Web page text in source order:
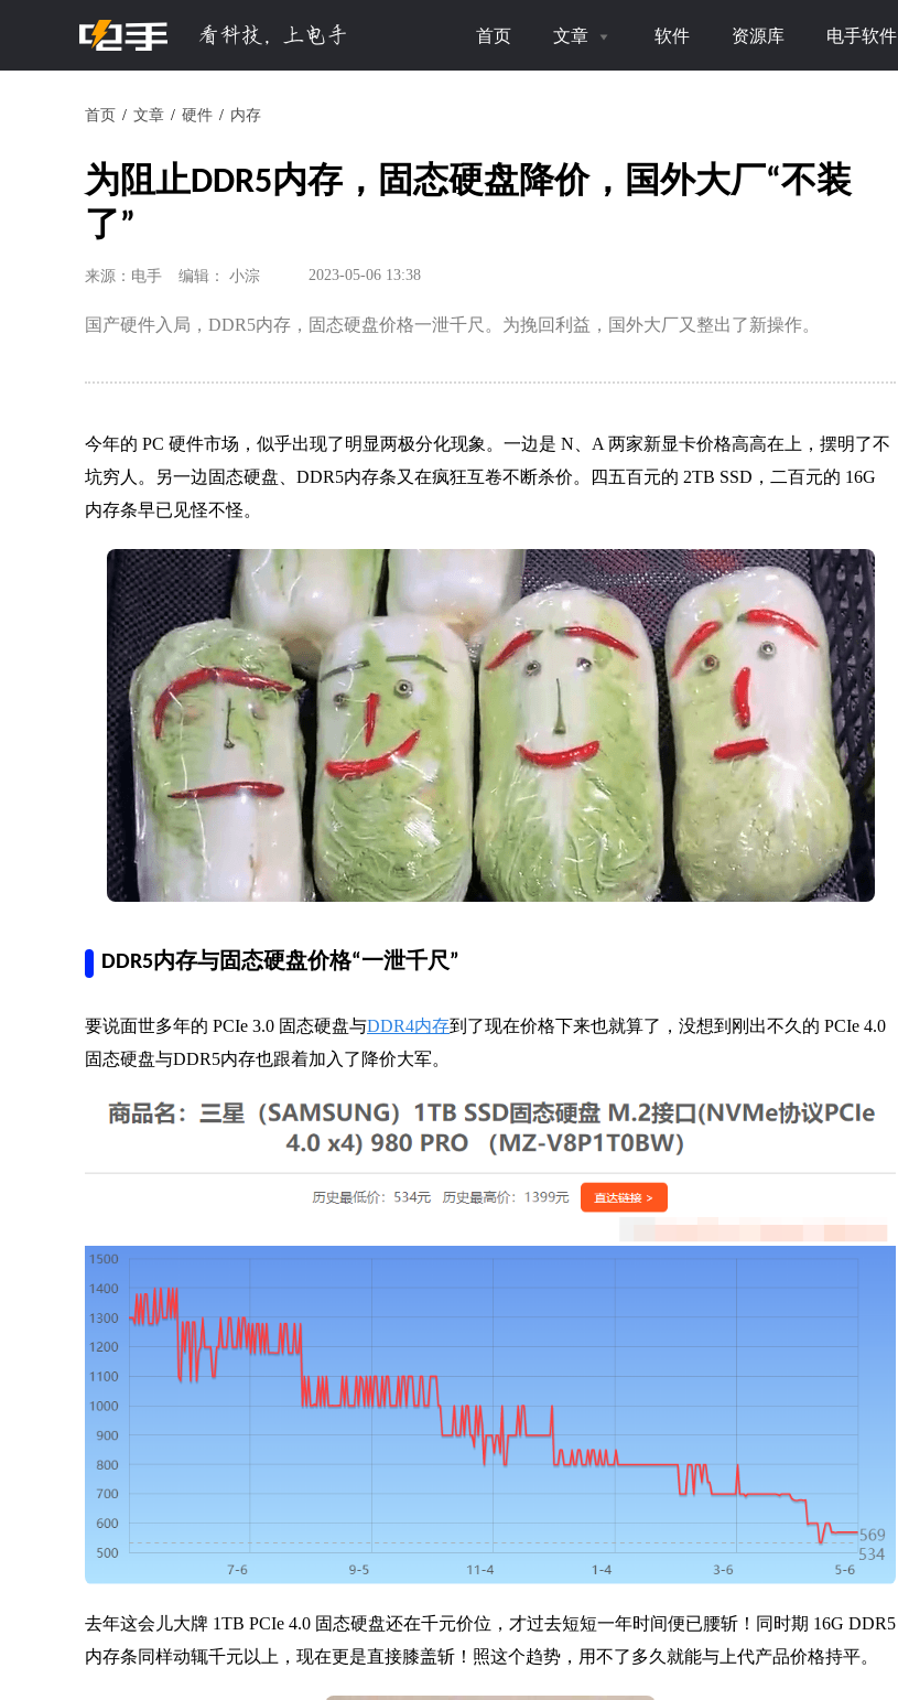
首页 文章 软件 资源库 电手软件
首页 文章 硬件 内存
为阻止DDR5内存，固态硬盘降价，国外大厂“不装
了”
来源：电手 编辑： 小淙 2023-05-06 13:38
国产硬件入局，DDR5内存，固态硬盘价格一泄千尺。为挽回利益，国外大厂又整出了新操作。
今年的 PC 硬件市场，似乎出现了明显两极分化现象。一边是 N、A 两家新显卡价格高高在上，摆明了不
坑穷人。
另一边固态硬盘、DDR5内存条又在疯狂互卷不断杀价。
四五百元的 2TB SSD，二百元的 16G
内存条早已见怪不怪。
DDR5内存与固态硬盘价格“一泄千尺”
要说面世多年的 PCIe 3.0 固态硬盘与DDR4内存到了现在价格下来也就算了，没想到刚出不久的 PCIe 4.0
固态硬盘与DDR5内存也跟着加入了降价大军。
去年这会儿大牌 1TB PCIe 4.0 固态硬盘还在千元价位，才过去短短一年时间便已腰斩！ 同时期 16G DDR5
内存条同样动辄千元以上，现在更是直接膝盖斩！照这个趋势，用不了多久就能与上代产品价格持平。